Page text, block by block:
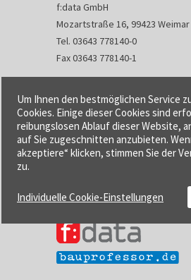
f:data GmbH
Mozartstraße 16, 99423 Weimar
Tel. 03643 778140-0
Fax 03643 778140-1
info@fdata.de
Kontakt
Impressum
Datenschutzerklärung
Urheberrecht und Haftung
Cookie-Einstellungen
Um Ihnen den bestmöglichen Service
Cookies. Einige dieser Cookies sind
reibungslosen Ablauf dieser Website,
auf Sie zugeschnitten anzubieten.
akzeptiere“ klicken, stimmen Sie der
zu.
Individuelle Cookie-Einstellungen